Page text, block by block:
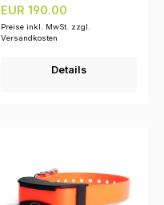
Regulärer Preis:
EUR 190.00
Preise inkl. MwSt. zzgl.
Versandkosten
Details